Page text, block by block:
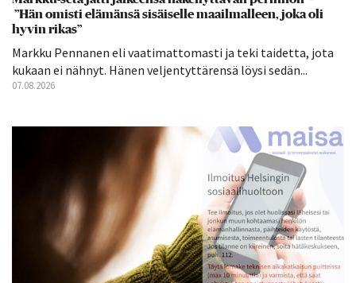
”Hän omisti elämänsä sisäiselle maailmalleen, joka oli
hyvin rikas”
Markku Pennanen eli vaatimattomasti ja teki taidetta, jota
kukaan ei nähnyt. Hänen veljentyttärensä löysi sedän...
07.08.2026